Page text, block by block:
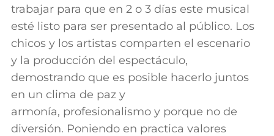
trabajar para que en 2 o 3 días este musical
esté listo para ser presentado al público. Los
chicos y los artistas comparten el escenario
y la producción del espectáculo,
demostrando que es posible hacerlo juntos
en un clima de paz y
armonía, profesionalismo y porque no de
diversión. Poniendo en practica valores